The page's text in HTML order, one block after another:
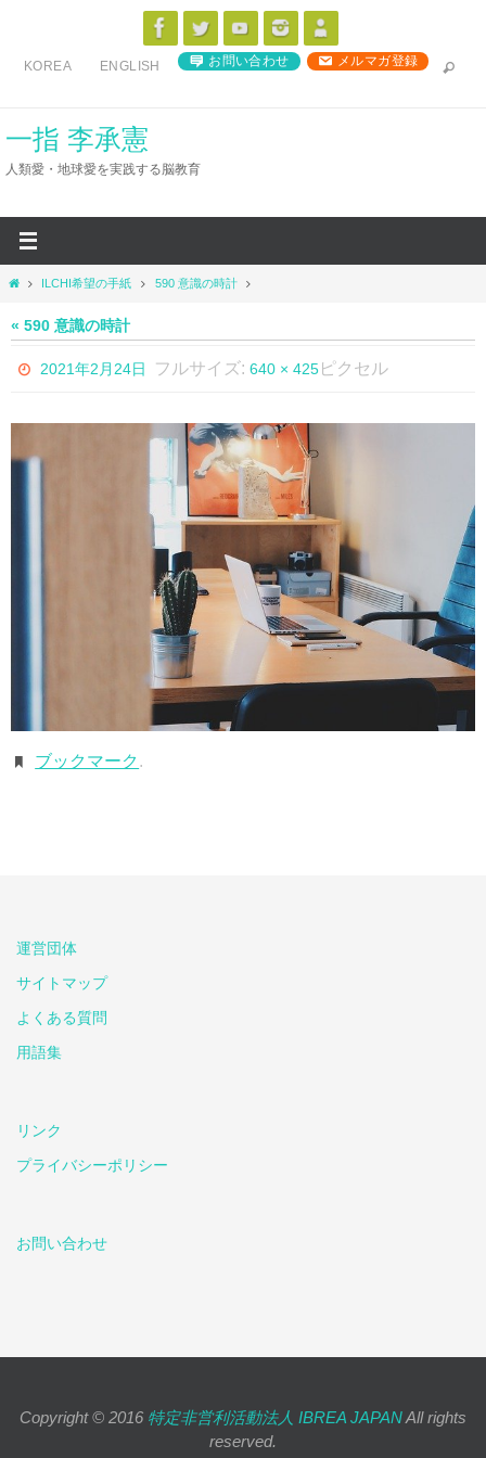
ス
KOREA ENGLISH お問い合わせ メルマガ登録
一指 李承憲
人類愛・地球愛を実践する脳教育
ホ
ム
ILCHI希望の手紙 590 意識の時計
« 590 意識の時計
2021年2月24日 フルサイズ:640 × 425ピクセル
ブックマーク .
運営団体
サイトマップ
よくある質問
用語集
リンク
プライバシーポリシー
お問い合わせ
Copyright © 2016 特定非営利活動法人 IBREA JAPANAll rights
reserved.